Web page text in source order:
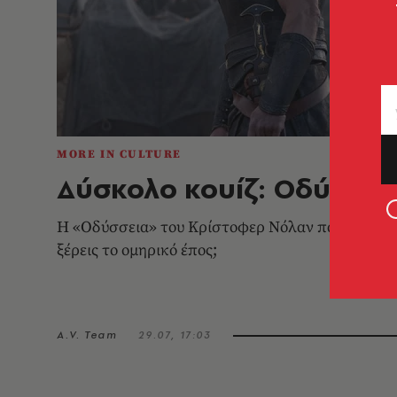
MORE IN CULTURE
Δύσκολο κουίζ:
Η «Οδύσσεια» του Κρίστοφερ Νόλαν παίζει
ξέρεις το ομηρικό έπος;
A.V. Team 29.07, 17:03